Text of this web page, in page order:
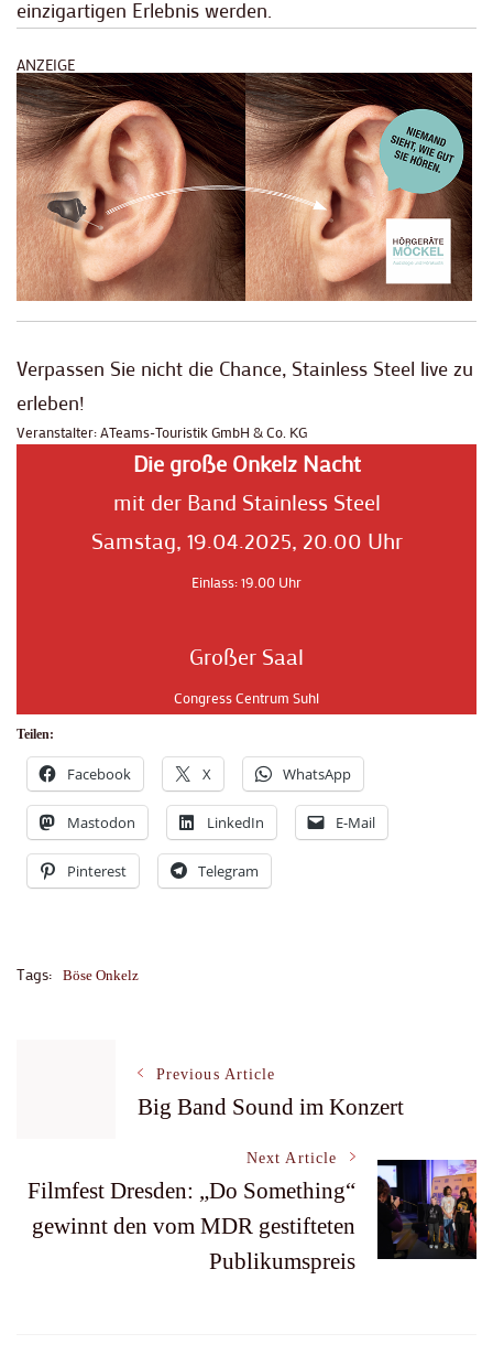
einzigartigen Erlebnis werden.
ANZEIGE
Verpassen Sie nicht die Chance, Stainless Steel live zu
erleben!
Veranstalter: ATeams-Touristik GmbH & Co. KG
Die große Onkelz Nacht
mit der Band Stainless Steel
Samstag, 19.04.2025, 20.00 Uhr
Einlass: 19.00 Uhr
Großer Saal
Congress Centrum Suhl
Teilen:
Facebook X WhatsApp
Mastodon LinkedIn E-Mail
Pinterest Telegram
Tags: Böse Onkelz
Previous Article
Big Band Sound im Konzert
Next Article
Filmfest Dresden: „Do Something“
gewinnt den vom MDR gestifteten
Publikumspreis